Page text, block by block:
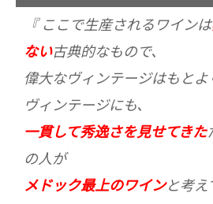
『 ここで生産されるワインは
ない古典的なもので、
偉大なヴィンテージはもと
ヴィンテージにも、
一貫して秀逸さを見せてきた
の人が
メドック最上のワインと考え